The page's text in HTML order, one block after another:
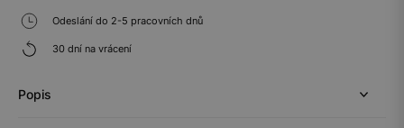
Odeslání do 2-5 pracovních dnů
30 dní na vrácení
Popis